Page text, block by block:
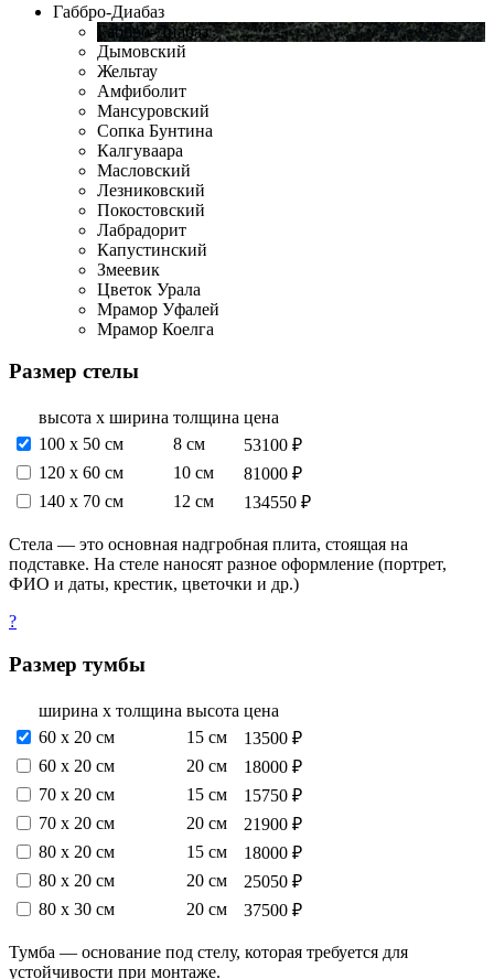
Габбро-Диабаз
Габбро-Диабаз
Дымовский
Жельтау
Амфиболит
Мансуровский
Сопка Бунтина
Калгуваара
Масловский
Лезниковский
Покостовский
Лабрадорит
Капустинский
Змеевик
Цветок Урала
Мрамор Уфалей
Мрамор Коелга
Размер стелы
высота х ширина толщина цена
100 x 50 см
8 см
53100 ₽
120 х 60 см
10 см
81000 ₽
140 х 70 см
12 см 134550 ₽
Стела — это основная надгробная плита, стоящая на
подставке. На стеле наносят разное оформление (портрет,
ФИО и даты, крестик, цветочки и др.)
?
Размер тумбы
ширина х толщина высота цена
60 х 20 см
15 см
13500 ₽
60 х 20 см
20 см
18000 ₽
70 х 20 см
15 см
15750 ₽
70 х 20 см
20 см
21900 ₽
80 х 20 см
15 см
18000 ₽
80 х 20 см
20 см
25050 ₽
80 х 30 см
20 см 37500 ₽
Тумба — основание под стелу, которая требуется для
устойчивости при монтаже.